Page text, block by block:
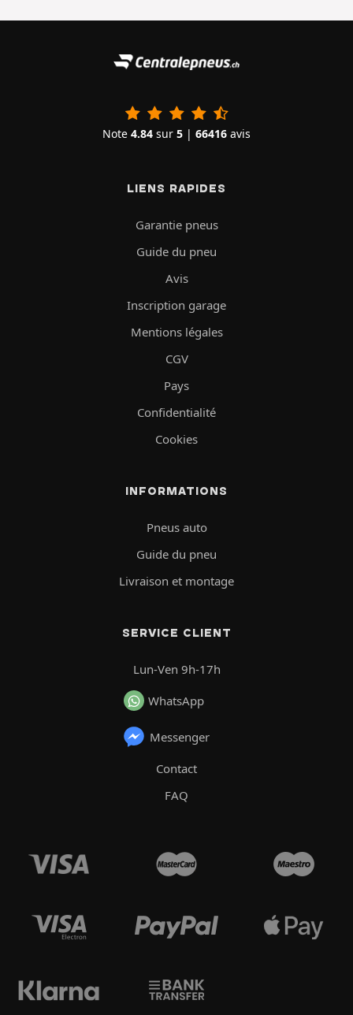
Note 4.84 sur 5 | 66416 avis
LIENS RAPIDES
Garantie pneus
Guide du pneu
Avis
Inscription garage
Mentions légales
CGV
Pays
Confidentialité
Cookies
INFORMATIONS
Pneus auto
Guide du pneu
Livraison et montage
SERVICE CLIENT
Lun-Ven 9h-17h
WhatsApp
Messenger
Contact
FAQ